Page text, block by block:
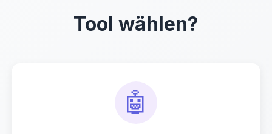
Tool wählen?
🤖